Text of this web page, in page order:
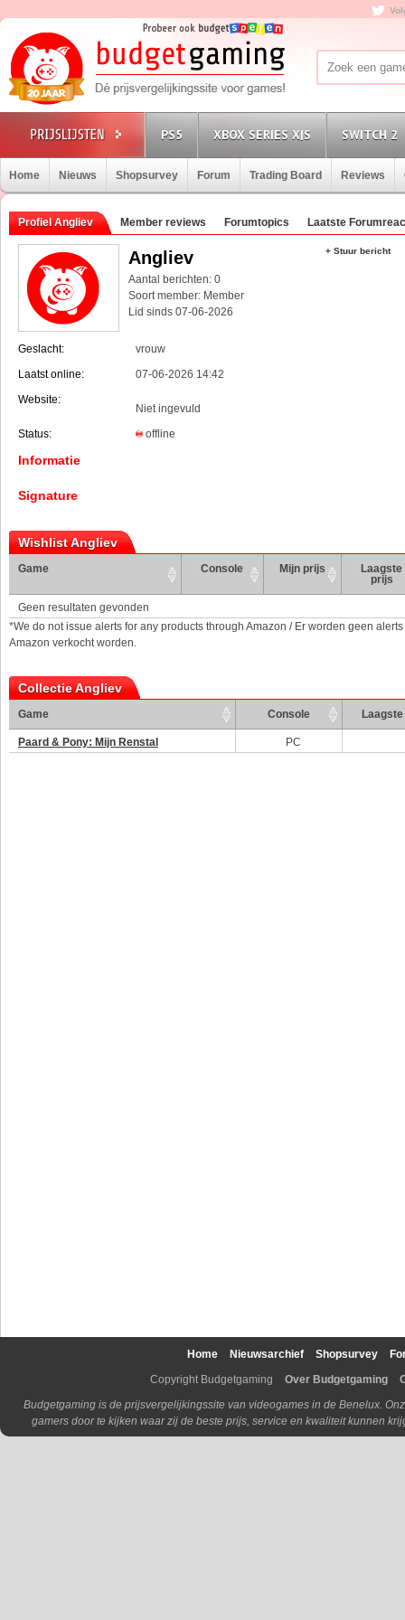
PS5 XBOX SERIES X|S SWITCH 2
Home Nieuws Shopsurvey Forum Trading Board Reviews
Profiel Angliev Member reviews Forumtopics Laatste
Angliev
Aantal berichten: 0
Soort member: Member
Lid sinds 07-06-2026
Geslacht:
vrouw
Laatst online:
07-06-2026 14:42
Website:
Niet ingevuld
Status:
offline
Informatie
Signature
+ Stuur bericht
Wishlist Angliev
Game Console Mijn prijs
Laagste
prijs
Geen resultaten gevonden
*We do not issue alerts for any products through Amazon / Er worden geen
Amazon verkocht worden.
Collectie Angliev
Game Console
Paard & Pony: Mijn Renstal PC
Home Nieuwsarchief Shopsurvey
Copyright Budgetgaming
Over Budgetgaming
Budgetgaming is de prijsvergelijkingssite van videogames in de Benelux.
gamers door te kijken waar zij de beste prijs, service en kwaliteit kunnen